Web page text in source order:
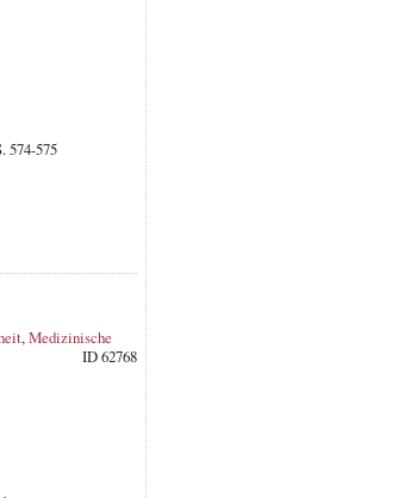
574-575
,Medizinische
ID 62768